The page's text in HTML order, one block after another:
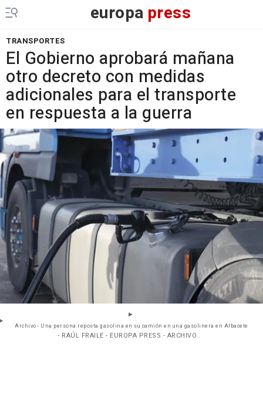
europa press
TRANSPORTES
El Gobierno aprobará mañana
otro decreto con medidas
adicionales para el transporte
en respuesta a la guerra
Archivo - Una persona reposta gasolina en su camión en una gasolinera en Albacete
- RAÚL FRAILE - EUROPA PRESS - ARCHIVO